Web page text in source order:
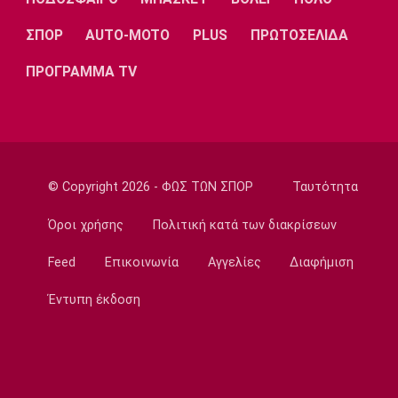
Χωρίς τις αισθήσεις της ανασύρθηκε
53χρονη από ακάλυπτο στη
11:50
απόψε για την Ελλάδα απέναντι στην
11:40
«Μη εγγυημένο το συμβόλαιο του Λόνι
Γουόκερ στους Νάγκετς»
Europa League
ΣΠΟΡ AUTO-MOTO PLUS ΠΡΩΤΟΣΕΛΙΔΑ
ΠΡΟΓΡΑΜΜΑ TV
© Copyright 2026 - ΦΩΣ ΤΩΝ ΣΠΟΡ Ταυτότητα
Όροι χρήσης Πολιτική κατά των διακρίσεων
Feed Επικοινωνία Αγγελίες Διαφήμιση
Έντυπη έκδοση